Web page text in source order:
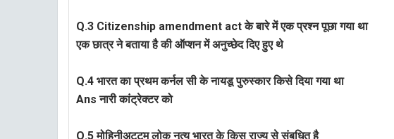
Q.3 Citizenship amendment act के बारे में एक प्रश्न पूछा गया था
एक छात्र ने बताया है की ऑप्शन में अनुच्छेद दिए हुए थे
Q.4 भारत का प्रथम कर्नल सी के नायडू पुरुस्कार किसे दिया गया था
Ans नारी कांट्रेक्टर को
Q.5 मोहिनीअटट्म लोक नृत्य भारत के किस राज्य से संबधित है